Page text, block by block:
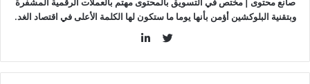
وبتقنية البلوكشين أؤمن بأنها يوما ما ستكون لها الكلمة الأعلى في اقتصاد الغد.